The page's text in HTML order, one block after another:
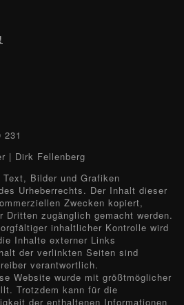
231
| Dirk Fellenberg
Bilder und Grafiken
Urheberrechts. Der Inhalt dieser
Zwecken kopiert,
Dritten zugänglich gemacht werden.
inhaltlicher Kontrolle wird
Inhalte externer Links
der verlinkten Seiten sind
verantwortlich.
Website wurde mit größtmöglicher
Trotzdem kann für die
der enthaltenen Informationen